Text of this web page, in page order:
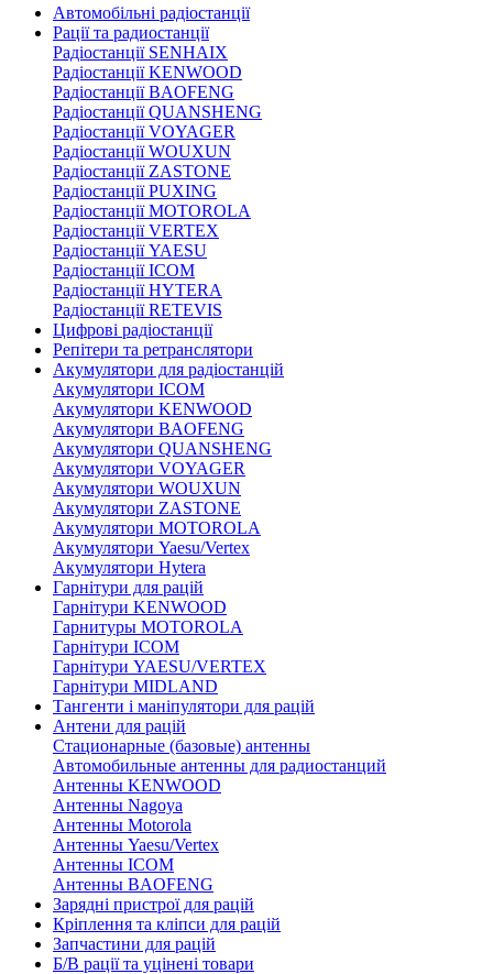
Автомобільні радіостанції
Рації та радиостанції
Радіостанції SENHAIX
Радіостанції KENWOOD
Радіостанції BAOFENG
Радіостанції QUANSHENG
Радіостанції VOYAGER
Радіостанції WOUXUN
Радіостанції ZASTONE
Радіостанції PUXING
Радіостанції MOTOROLA
Радіостанції VERTEX
Радіостанції YAESU
Радіостанції ICOM
Радіостанції HYTERA
Радіостанції RETEVIS
Цифрові радіостанції
Репітери та ретранслятори
Акумулятори для радіостанцій
Акумулятори ICOM
Акумулятори KENWOOD
Акумулятори BAOFENG
Акумулятори QUANSHENG
Акумулятори VOYAGER
Акумулятори WOUXUN
Акумулятори ZASTONE
Акумулятори MOTOROLA
Акумулятори Yaesu/Vertex
Акумулятори Hytera
Гарнітури для рацій
Гарнітури KENWOOD
Гарнитуры MOTOROLA
Гарнітури ICOM
Гарнітури YAESU/VERTEX
Гарнітури MIDLAND
Тангенти і маніпулятори для рацій
Антени для рацій
Стационарные (базовые) антенны
Автомобильные антенны для радиостанций
Антенны KENWOOD
Антенны Nagoya
Антенны Motorola
Антенны Yaesu/Vertex
Антенны ICOM
Антенны BAOFENG
Зарядні пристрої для рацій
Кріплення та кліпси для рацій
Запчастини для рацій
Б/В рації та уцінені товари